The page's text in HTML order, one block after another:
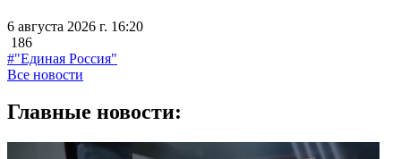
6 августа 2026 г. 16:20
186
#"Единая Россия"
Все новости
Главные новости: